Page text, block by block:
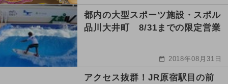
都内の大型スポーツ施設・スポル
品川大井町 8/31までの限定営業
2018年08月31日
アクセス抜群！JR原宿駅目の前